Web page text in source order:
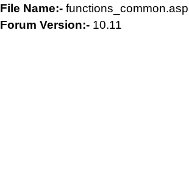
File Name:- functions_common.asp
Forum Version:- 10.11